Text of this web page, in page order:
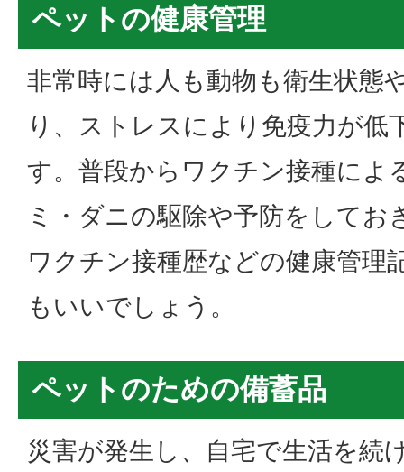
ペットの健康管理
非常時には人も動物も衛生状態
り、ストレスにより免疫力が低
す。普段からワクチン接種によ
ミ・ダニの駆除や予防をしてお
ワクチン接種歴などの健康管理
もいいでしょう。
ペットのための備蓄品
災害が発生し、自宅で生活を続